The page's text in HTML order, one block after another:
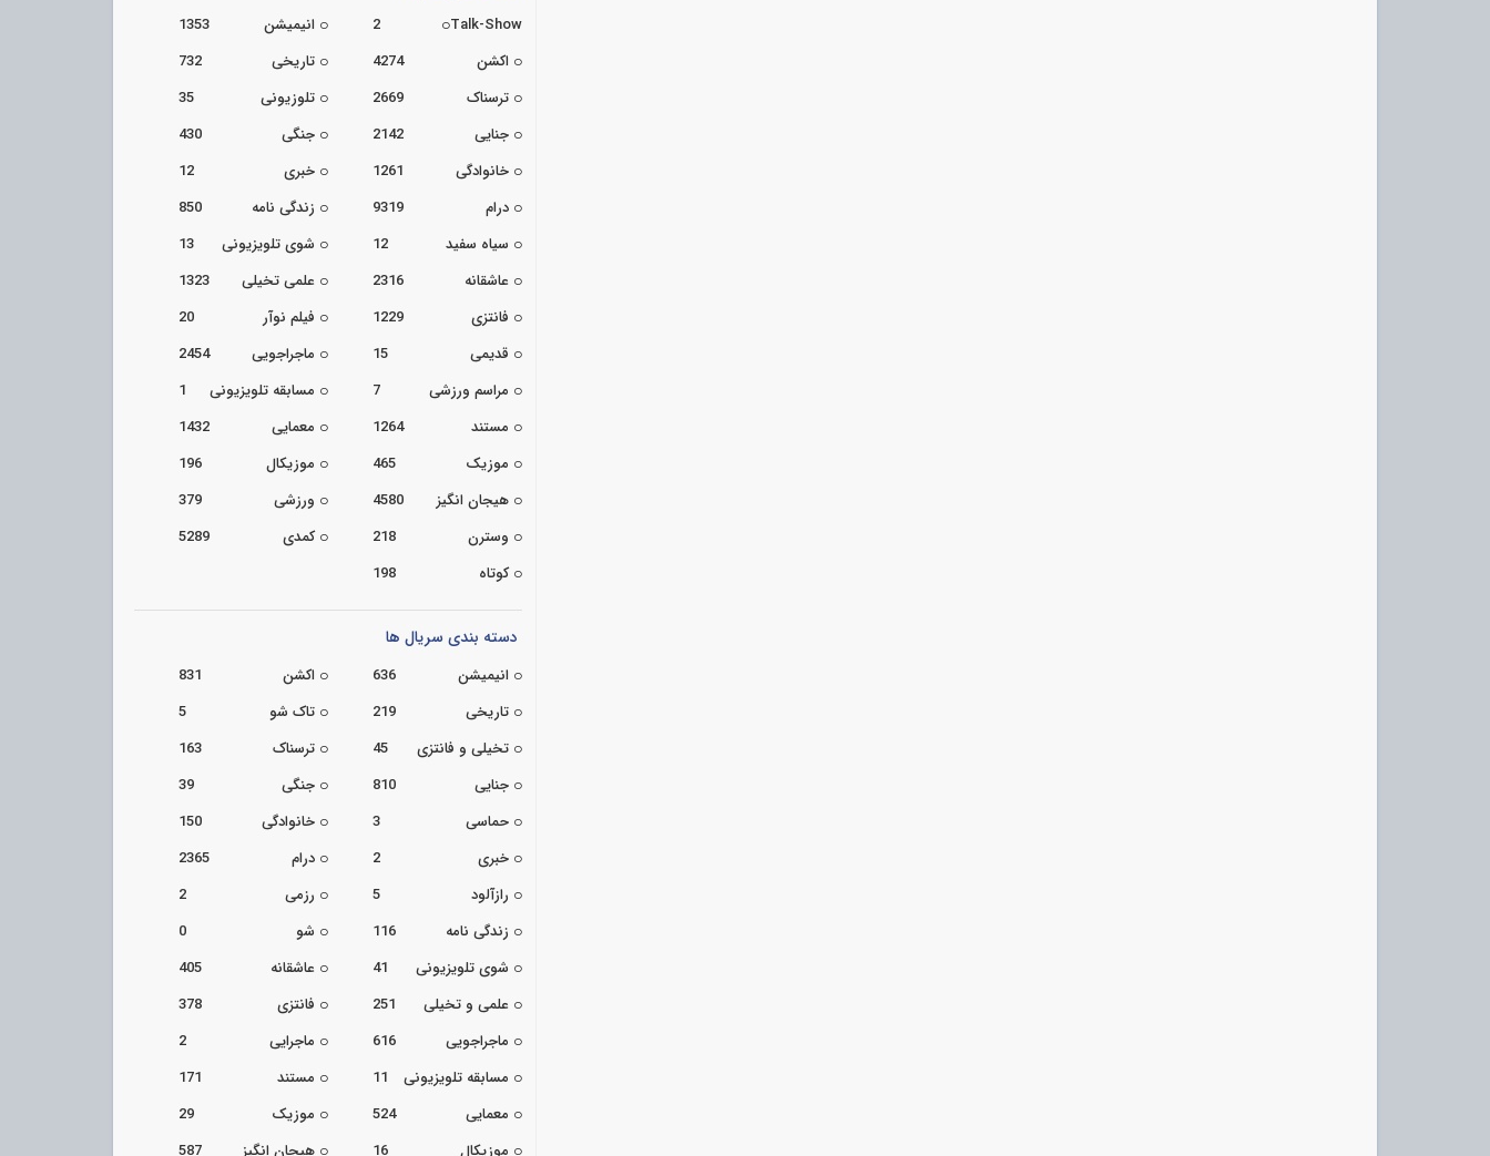
Talk-Show
2 انیمیشن
1353
اکشن
4274 تاریخی
732
ترسناک
2669 تلوزیونی
35
جنایی
2142 جنگی
430
خانوادگی
1261 خبری
12
درام
9319 زندگی نامه
850
سیاه سفید
12 شوی تلویزیونی
13
عاشقانه
2316 علمی تخیلی
1323
فانتزی
1229 فیلم نوآر
20
قدیمی
15 ماجراجویی
2454
مراسم ورزشی
7 مسابقه تلویزیونی
1
مستند
1264 معمایی
1432
موزیک
465 موزیکال
196
هیجان انگیز
4580 ورزشی
379
وسترن
218 کمدی
5289
کوتاه
198
دسته بندی سریال ها
انیمیشن 636 اکشن
831
تاریخی
219 تاک شو
5
تخیلی و فانتزی
45 ترسناک
163
جنایی
810 جنگی
39
حماسی
3 خانوادگی
150
خبری
2 درام
2365
رازآلود
5 رزمی
2
زندگی نامه
116 شو
0
شوی تلویزیونی
41 عاشقانه
405
علمی و تخیلی
251 فانتزی
378
ماجراجویی
616 ماجرایی
2
مسابقه تلویزیونی
11 مستند
171
معمایی
524 موزیک
29
موزیکال
16 هیجان انگیز 587